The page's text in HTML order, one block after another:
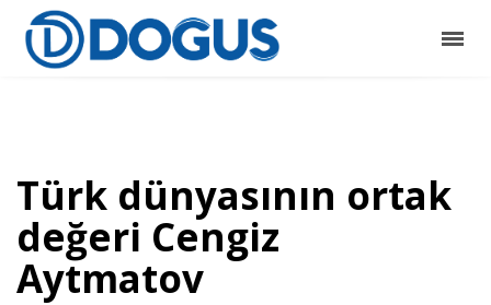
Türk dünyasının ortak
değeri Cengiz
Aytmatov